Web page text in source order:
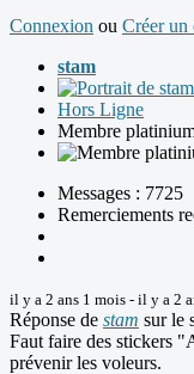
Connexion ou Créer un
stam
Hors Ligne
Membre
Messages : 7725
Remerciements
il y a 2 ans 1 mois - il y a 2
Réponse de stam sur le
Faut faire des stickers
prévenir les voleurs.